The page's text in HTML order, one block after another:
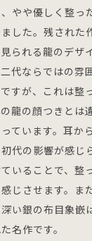
やや優しく整っ
した。残された
られる龍のデザ
代ならではの雰
すが、これは整
龍の顔つきとは
ています。耳か
代の影響が感じ
いることで、整
じさせます。ま
い銀の布目象嵌
名作です。